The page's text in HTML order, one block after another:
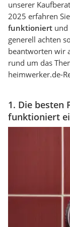
unserer
2025 erfahren
funktioniert und
generell achten
beantworten wir
rund um das
heimwerker.de-
1. Die besten
funktioniert